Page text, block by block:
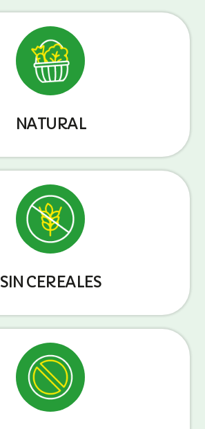
NATURAL
SIN CEREALES